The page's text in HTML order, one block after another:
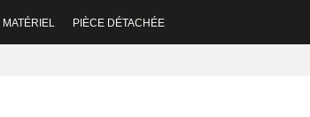
MATÉRIEL PIÈCE DÉTACHÉE